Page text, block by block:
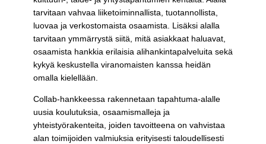
tarvitaan vahvaa liiketoiminnallista, tuotannollista,
luovaa ja verkostomaista osaamista. Lisäksi alalla
tarvitaan ymmärrystä siitä, mitä asiakkaat haluavat,
osaamista hankkia erilaisia alihankintapalveluita sekä
kykyä keskustella viranomaisten kanssa heidän
omalla kielellään.
Collab-hankkeessa rakennetaan tapahtuma-alalle
uusia koulutuksia, osaamismalleja ja
yhteistyörakenteita, joiden tavoitteena on vahvistaa
alan toimijoiden valmiuksia erityisesti taloudellisesti